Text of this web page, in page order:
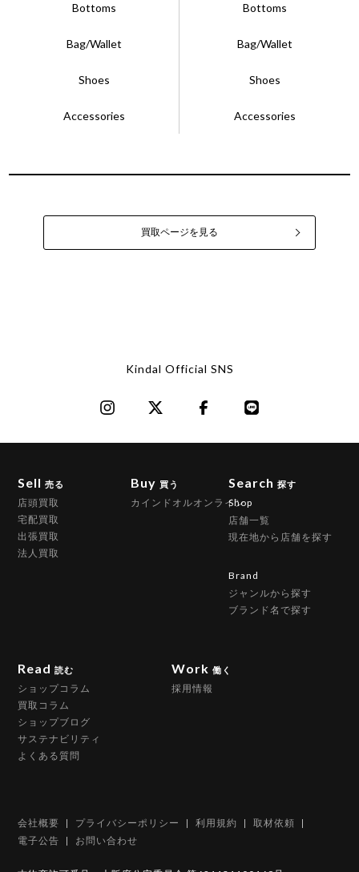
Bottoms
Bag/Wallet
Shoes
Accessories
Bottoms
Bag/Wallet
Shoes
Accessories
買取ページを見る
Kindal Official SNS
Sell売る
店頭買取
宅配買取
出張買取
法人買取
Buy 買う
カインドオルオンライン
Search 探す
Shop
店舗一覧
現在地から店舗を探す
Brand
ジャンルから探す
ブランド名で探す
Read読む
ショップコラム
買取コラム
ショップブログ
サステナビリティ
よくある質問
Work 働く
採用情報
会社概要 プライバシーポリシー 利用規約
取材依頼
電子公告
お問い合わせ